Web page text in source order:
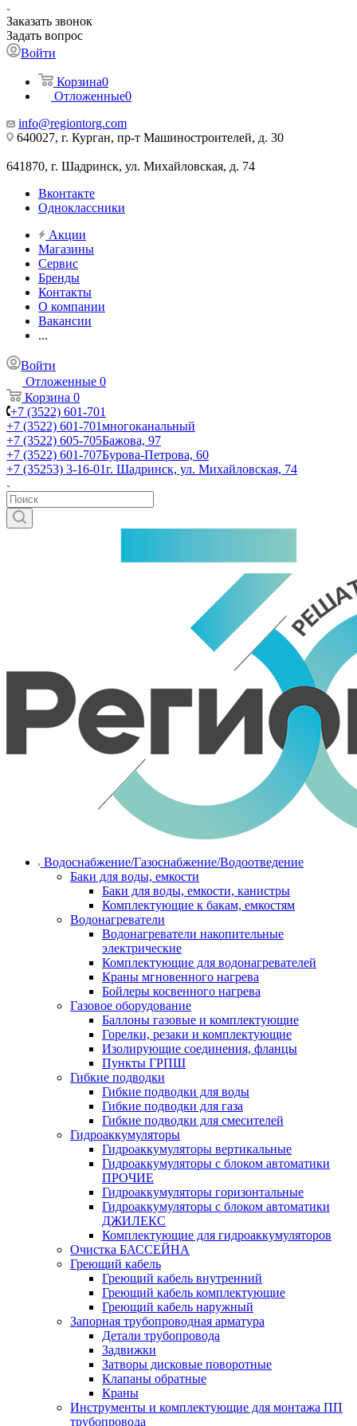
Заказать звонок
Задать вопрос
Войти
Корзина0
Отложенные0
info@regiontorg.com
640027, г. Курган, пр-т Машиностроителей, д. 30
641870, г. Шадринск, ул. Михайловская, д. 74
Вконтакте
Одноклассники
Акции
Магазины
Сервис
Бренды
Контакты
О компании
Вакансии
...
Войти
Отложенные 0
Корзина 0
+7 (3522) 601-701
+7 (3522) 601-701многоканальный
+7 (3522) 605-705Бажова, 97
+7 (3522) 601-707Бурова-Петрова, 60
+7 (35253) 3-16-01г. Шадринск, ул. Михайловская, 74
Водоснабжение/Газоснабжение/Водоотведение
Баки для воды, емкости
Баки для воды, емкости, канистры
Комплектующие к бакам, емкостям
Водонагреватели
Водонагреватели накопительные
электрические
Комплектующие для водонагревателей
Краны мгновенного нагрева
Бойлеры косвенного нагрева
Газовое оборудование
Баллоны газовые и комплектующие
Горелки, резаки и комплектующие
Изолирующие соединения, фланцы
Пункты ГРПШ
Гибкие подводки
Гибкие подводки для воды
Гибкие подводки для газа
Гибкие подводки для смесителей
Гидроаккумуляторы
Гидроаккумуляторы вертикальные
Гидроаккумуляторы с блоком автоматики
ПРОЧИЕ
Гидроаккумуляторы горизонтальные
Гидроаккумуляторы с блоком автоматики
ДЖИЛЕКС
Комплектующие для гидроаккумуляторов
Очистка БАССЕЙНА
Греющий кабель
Греющий кабель внутренний
Греющий кабель комплектующие
Греющий кабель наружный
Запорная трубопроводная арматура
Детали трубопровода
Задвижки
Затворы дисковые поворотные
Клапаны обратные
Краны
Инструменты и комплектующие для монтажа ПП
трубопровода